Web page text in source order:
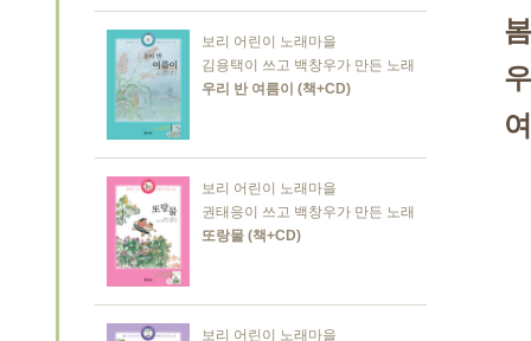
보리 어린이 노래마을
김용택이 쓰고 백창우가 만든 노래
우리 반 여름이 (책+CD)
보리 어린이 노래마을
권태응이 쓰고 백창우가 만든 노래
또랑물 (책+CD)
보리 어린이 노래마을